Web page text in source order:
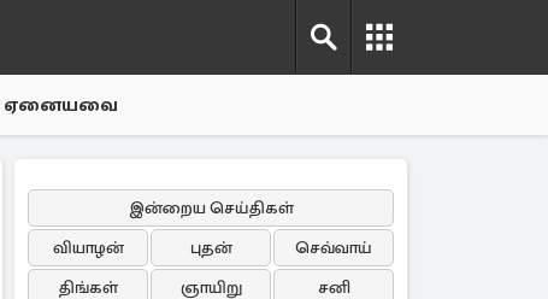
ஏனையவை
இன்றைய செய்திகள்
வியாழன்
புதன்
செவ்வாய்
திங்கள்
ஞாயிறு
சனி